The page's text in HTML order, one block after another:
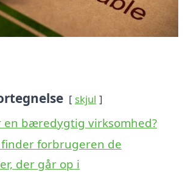
skjul
en bæredygtig virksomhed?
forbrugeren de
der går op i